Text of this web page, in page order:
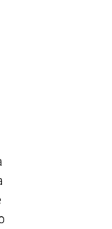
23, 2300 La Chaux-
Chaux-de-